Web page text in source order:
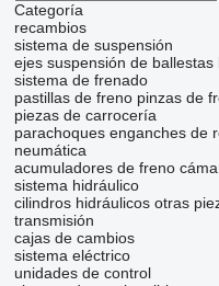
Categoría
recambios
sistema de suspensión
ejes suspensión de ballestas
sistema de frenado
pastillas de freno pinzas de
piezas de carrocería
parachoques enganches de
neumática
acumuladores de freno
sistema hidráulico
cilindros hidráulicos otras
transmisión
cajas de cambios
sistema eléctrico
unidades de control